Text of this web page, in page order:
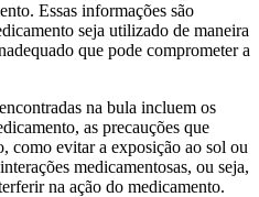
Essas informações são
seja utilizado de maneira
que pode comprometer a
na bula incluem os
as precauções que
como evitar a exposição ao sol ou
medicamentosas, ou seja,
na ação do medicamento.